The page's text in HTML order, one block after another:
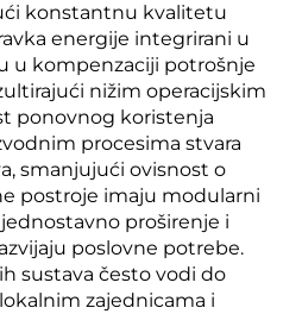
konstantnu kvalitetu
energije integrirani u
u kompenzaciji potrošnje
nižim operacijskim
ponovnog koristenja
procesima stvara
smanjujući ovisnost o
postroje imaju modularni
proširenje i
poslovne potrebe.
sustava često vodi do
zajednicama i